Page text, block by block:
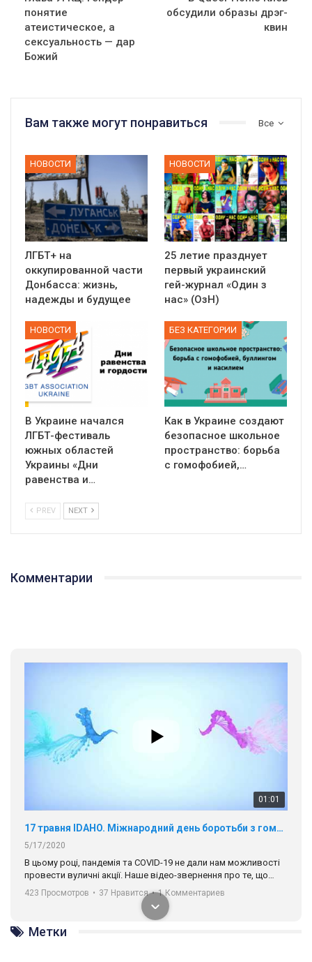
понятие
атеистическое, а
сексуальность — дар
Божий
обсудили образы дрэг-
квин
Все
Вам также могут понравиться
НОВОСТИ
ЛГБТ+ на
оккупированной части
Донбасса: жизнь,
надежды и будущее
НОВОСТИ
25 летие празднует
первый украинский
гей-журнал «Один з
нас» (ОзН)
НОВОСТИ
В Украине начался
ЛГБТ-фестиваль
южных областей
Украины «Дни
равенства и…
БЕЗ КАТЕГОРИИ
Как в Украине создают
безопасное школьное
пространство: борьба
с гомофобией,…
PREV NEXT
Комментарии
01:01
17 травня IDAHO. Міжнародний день боротьби з гомофобією трансфобією і біфобія.
5/17/2020
В цьому році, пандемія та COVІD-19 не дали нам можливості
провести вуличні акції. Наше відео-звернення про те, що
навіть коли ми у різних містах та не можемо зустрінеться, ми
разом. Ми закликаємо всіх хто поділяє цінності рівності та
солідарності, приєднатися до нас. Регіональні підрозділи
ГАУ є в 16 областях України.
Разом наш голос лунає гучніше!
423 Просмотров • 37 Нравится • 1 Комментариев
Метки